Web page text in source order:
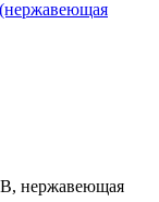
нержавеющая